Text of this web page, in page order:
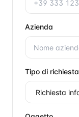
Azienda
Tipo di richiesta